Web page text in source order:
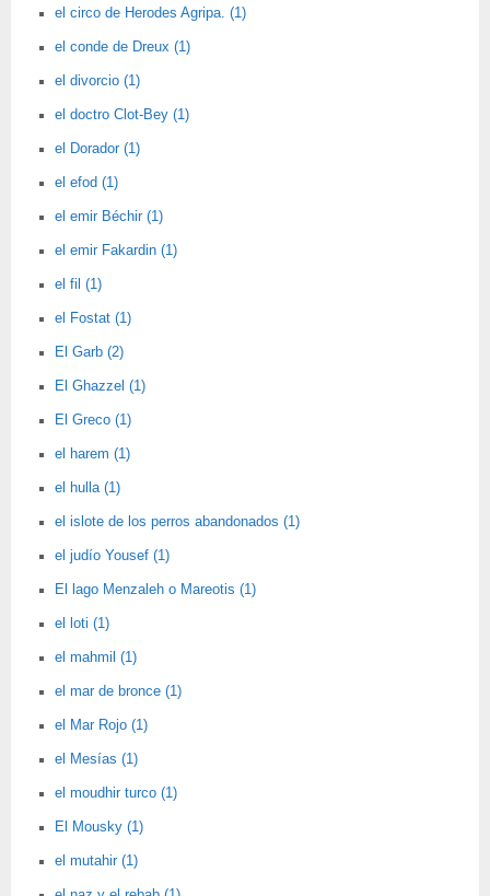
el circo de Herodes Agripa. (1)
el conde de Dreux (1)
el divorcio (1)
el doctro Clot-Bey (1)
el Dorador (1)
el efod (1)
el emir Béchir (1)
el emir Fakardin (1)
el fil (1)
el Fostat (1)
El Garb (2)
El Ghazzel (1)
El Greco (1)
el harem (1)
el hulla (1)
el islote de los perros abandonados (1)
el judío Yousef (1)
El lago Menzaleh o Mareotis (1)
el loti (1)
el mahmil (1)
el mar de bronce (1)
el Mar Rojo (1)
el Mesías (1)
el moudhir turco (1)
El Mousky (1)
el mutahir (1)